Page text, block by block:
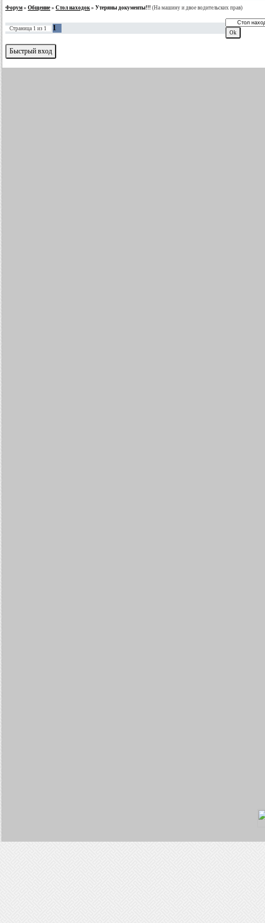
Форум » Общение » Стол находок » Утеряны документы!!! (На машину и двое водительских прав)
Страница 1 из 1 1